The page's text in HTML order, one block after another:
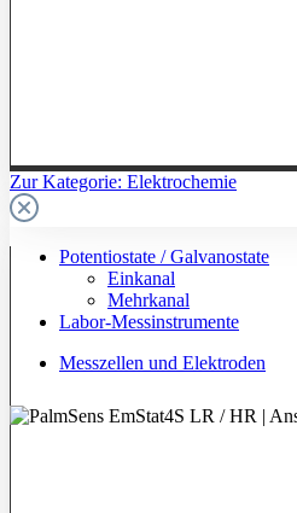
Zur Kategorie: Elektrochemie
Potentiostate / Galvanostate
Einkanal
Mehrkanal
Labor-Messinstrumente
Messzellen und Elektroden